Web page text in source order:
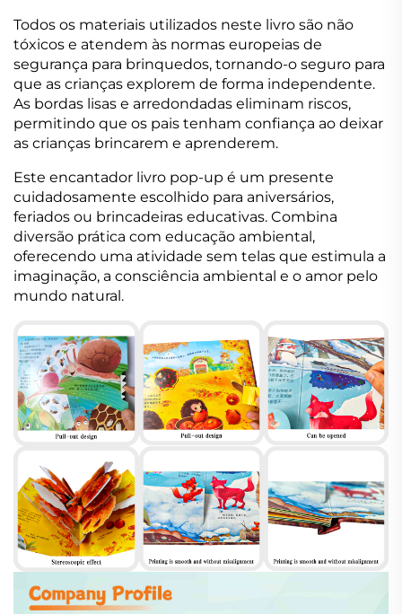
Todos os materiais utilizados neste livro são não
tóxicos e atendem às normas europeias de
segurança para brinquedos, tornando-o seguro para
que as crianças explorem de forma independente.
As bordas lisas e arredondadas eliminam riscos,
permitindo que os pais tenham confiança ao deixar
as crianças brincarem e aprenderem.
Este encantador livro pop-up é um presente
cuidadosamente escolhido para aniversários,
feriados ou brincadeiras educativas. Combina
diversão prática com educação ambiental,
oferecendo uma atividade sem telas que estimula a
imaginação, a consciência ambiental e o amor pelo
mundo natural.